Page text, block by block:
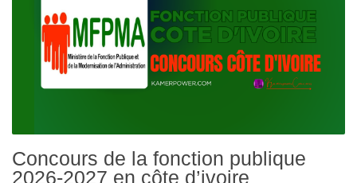
Concours de la fonction publique
2026-2027 en côte d’ivoire